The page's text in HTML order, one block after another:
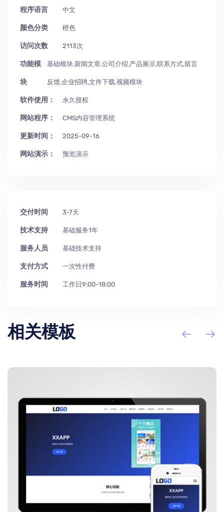
程序语言 中文
颜色分类 橙色
访问次数 2113次
功能模
块
基础模块,新闻文章,公司介绍,产品展示,联系方式,留言
反馈,企业招聘,文件下载,视频模块
软件使用： 永久授权
网站程序： CMS内容管理系统
更新时间： 2025-09-16
网站演示： 预览演示
交付时间 3-7天
技术支持 基础服务1年
服务人员 基础技术支持
支付方式 一次性付费
服务时间 工作日9:00-18:00
相关模板